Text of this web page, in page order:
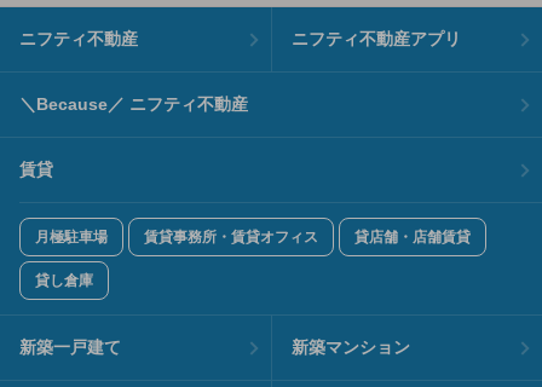
ニフティ不動産 ニフティ不動産アプリ
＼Because／ ニフティ不動産
賃貸
月極駐車場 賃貸事務所・賃貸オフィス 貸店舗・店舗賃貸
貸し倉庫
新築一戸建て 新築マンション